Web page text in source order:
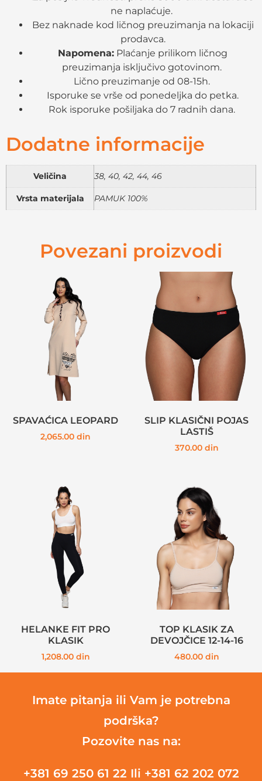
ne naplaćuje.
Bez naknade kod ličnog preuzimanja na lokaciji
prodavca.
Napomena: Plaćanje prilikom ličnog
preuzimanja isključivo gotovinom.
Lično preuzimanje od 08-15h.
Isporuke se vrše od ponedeljka do petka.
Rok isporuke pošiljaka do 7 radnih dana.
Dodatne informacije
Veličina 38, 40, 42, 44, 46
Vrsta materijala PAMUK 100%
Povezani proizvodi
SPAVAĆICA LEOPARD
2,065.00 din
SLIP KLASIČNI POJAS
LASTIŠ
370.00 din
HELANKE FIT PRO
KLASIK
1,208.00 din
TOP KLASIK ZA
DEVOJČICE 12-14-16
480.00 din
Imate pitanja ili Vam je potrebna
podrška?
Pozovite nas na:
+381 69 250 61 22 Ili +381 62 202 072